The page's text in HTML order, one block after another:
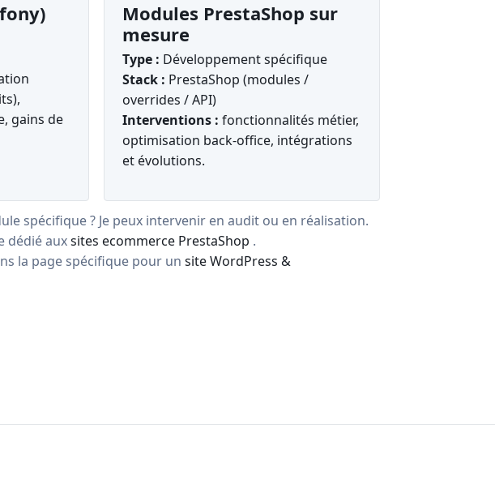
gains de
Modules PrestaShop sur
mesure
Type : Développement spécifique
Stack : PrestaShop (modules /
overrides / API)
Interventions : fonctionnalités métier,
optimisation back-office, intégrations
et évolutions.
spécifique ? Je peux intervenir en audit ou en réalisation.
dédié auxsites ecommerce PrestaShop .
la page spécifique pour un site WordPress &